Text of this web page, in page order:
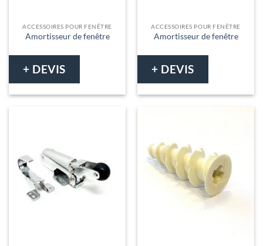
ACCESSOIRES POUR FENÊTRE
Amortisseur de fenêtre
+ DEVIS
ACCESSOIRES POUR FENÊTRE
Amortisseur de fenêtre
+ DEVIS